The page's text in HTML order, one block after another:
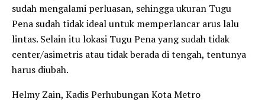
sudah mengalami perluasan, sehingga ukuran Tugu
Pena sudah tidak ideal untuk memperlancar arus lalu
lintas. Selain itu lokasi Tugu Pena yang sudah tidak
center/asimetris atau tidak berada di tengah, tentunya
harus diubah.
Helmy Zain, Kadis Perhubungan Kota Metro